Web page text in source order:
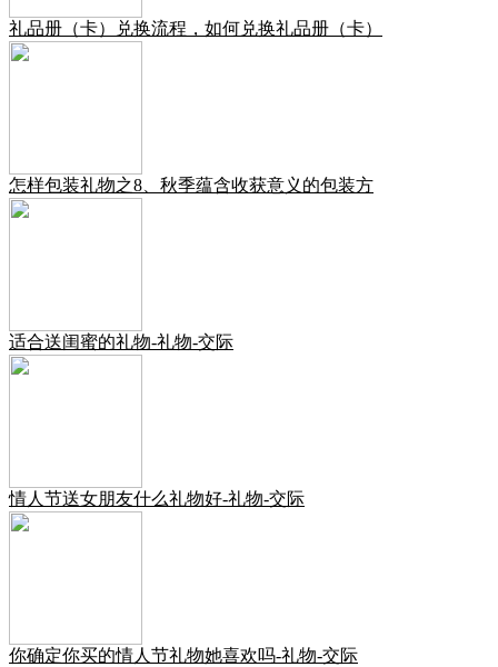
礼品册（卡）兑换流程，如何兑换礼品册（卡）
怎样包装礼物之8、秋季蕴含收获意义的包装方
适合送闺蜜的礼物-礼物-交际
情人节送女朋友什么礼物好-礼物-交际
你确定你买的情人节礼物她喜欢吗-礼物-交际